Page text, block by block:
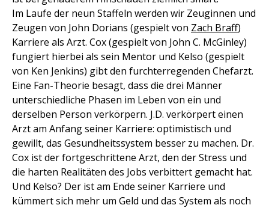
Im Laufe der neun Staffeln werden wir Zeuginnen und
Zeugen von John Dorians (gespielt von Zach Braff)
Karriere als Arzt. Cox (gespielt von John C. McGinley)
fungiert hierbei als sein Mentor und Kelso (gespielt
von Ken Jenkins) gibt den furchterregenden Chefarzt.
Eine Fan-Theorie besagt, dass die drei Männer
unterschiedliche Phasen im Leben von ein und
derselben Person verkörpern. J.D. verkörpert einen
Arzt am Anfang seiner Karriere: optimistisch und
gewillt, das Gesundheitssystem besser zu machen. Dr.
Cox ist der fortgeschrittene Arzt, den der Stress und
die harten Realitäten des Jobs verbittert gemacht hat.
Und Kelso? Der ist am Ende seiner Karriere und
kümmert sich mehr um Geld und das System als noch